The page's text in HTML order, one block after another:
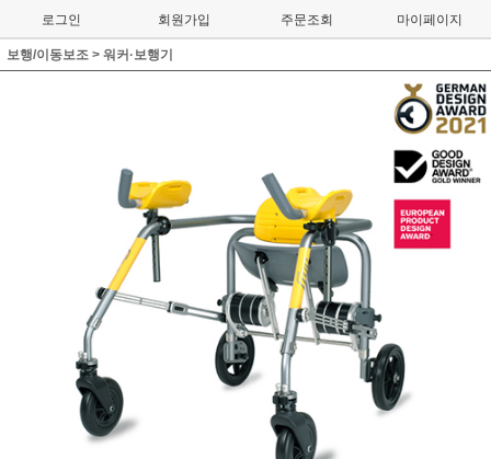
로그인 회원가입 주문조회 마이페이지
보행/이동보조 > 워커·보행기